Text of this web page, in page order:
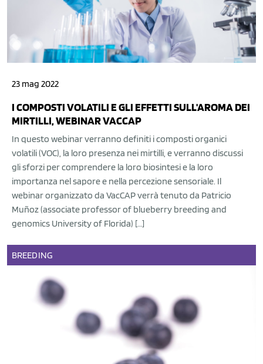
23 mag 2022
I COMPOSTI VOLATILI E GLI EFFETTI SULL'AROMA DEI
MIRTILLI, WEBINAR VACCAP
In questo webinar verranno definiti i composti organici
volatili (VOC), la loro presenza nei mirtilli, e verranno discussi
gli sforzi per comprendere la loro biosintesi e la loro
importanza nel sapore e nella percezione sensoriale. Il
webinar organizzato da VacCAP verrà tenuto da Patricio
Muñoz (associate professor of blueberry breeding and
genomics University of Florida) […]
BREEDING